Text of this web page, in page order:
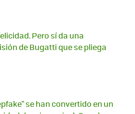
Pero sí da una
de Bugatti que se pliega
se han convertido en un